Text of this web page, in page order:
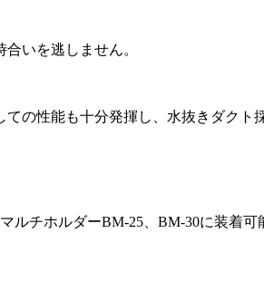
いを逃しません。
の性能も十分発揮し、水抜きダクト
ルチホルダーBM-25、BM-30に装着可